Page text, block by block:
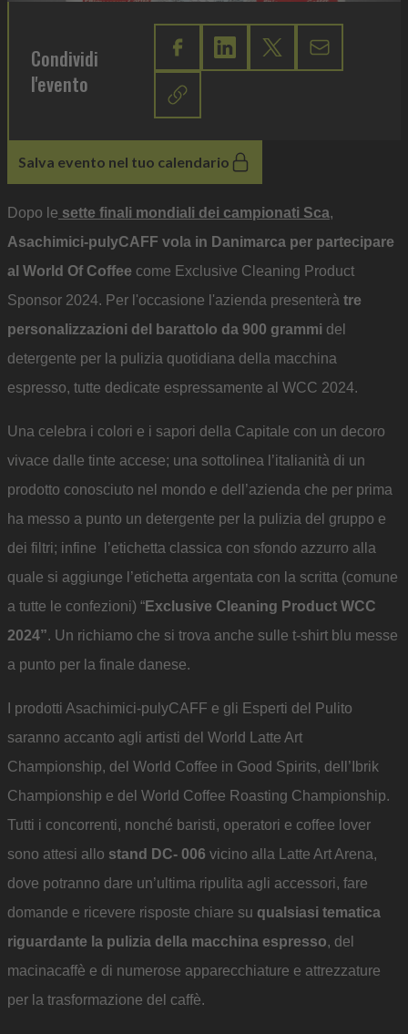
Condividi
l'evento
Salva evento nel tuo calendario
Dopo le sette finali mondiali dei campionati Sca,
Asachimici-pulyCAFF vola in Danimarca per partecipare
al World Of Coffee come Exclusive Cleaning Product
Sponsor 2024. Per l'occasione l'azienda presenterà tre
personalizzazioni del barattolo da 900 grammi del
detergente per la pulizia quotidiana della macchina
espresso, tutte dedicate espressamente al WCC 2024.
Una celebra i colori e i sapori della Capitale con un decoro
vivace dalle tinte accese; una sottolinea l’italianità di un
prodotto conosciuto nel mondo e dell’azienda che per prima
ha messo a punto un detergente per la pulizia del gruppo e
dei filtri; infine l’etichetta classica con sfondo azzurro alla
quale si aggiunge l’etichetta argentata con la scritta (comune
a tutte le confezioni) “Exclusive Cleaning Product WCC
2024”. Un richiamo che si trova anche sulle t-shirt blu messe
a punto per la finale danese.
I prodotti Asachimici-pulyCAFF e gli Esperti del Pulito
saranno accanto agli artisti del World Latte Art
Championship, del World Coffee in Good Spirits, dell’Ibrik
Championship e del World Coffee Roasting Championship.
Tutti i concorrenti, nonché baristi, operatori e coffee lover
sono attesi allo stand DC- 006 vicino alla Latte Art Arena,
dove potranno dare un’ultima ripulita agli accessori, fare
domande e ricevere risposte chiare su qualsiasi tematica
riguardante la pulizia della macchina espresso, del
macinacaffè e di numerose apparecchiature e attrezzature
per la trasformazione del caffè.